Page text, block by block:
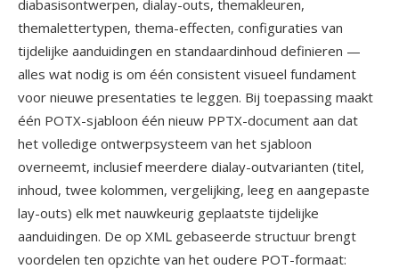
diabasisontwerpen, dialay-outs, themakleuren,
themalettertypen, thema-effecten, configuraties van
tijdelijke aanduidingen en standaardinhoud definieren —
alles wat nodig is om één consistent visueel fundament
voor nieuwe presentaties te leggen. Bij toepassing maakt
één POTX-sjabloon één nieuw PPTX-document aan dat
het volledige ontwerpsysteem van het sjabloon
overneemt, inclusief meerdere dialay-outvarianten (titel,
inhoud, twee kolommen, vergelijking, leeg en aangepaste
lay-outs) elk met nauwkeurig geplaatste tijdelijke
aanduidingen. De op XML gebaseerde structuur brengt
voordelen ten opzichte van het oudere POT-formaat: